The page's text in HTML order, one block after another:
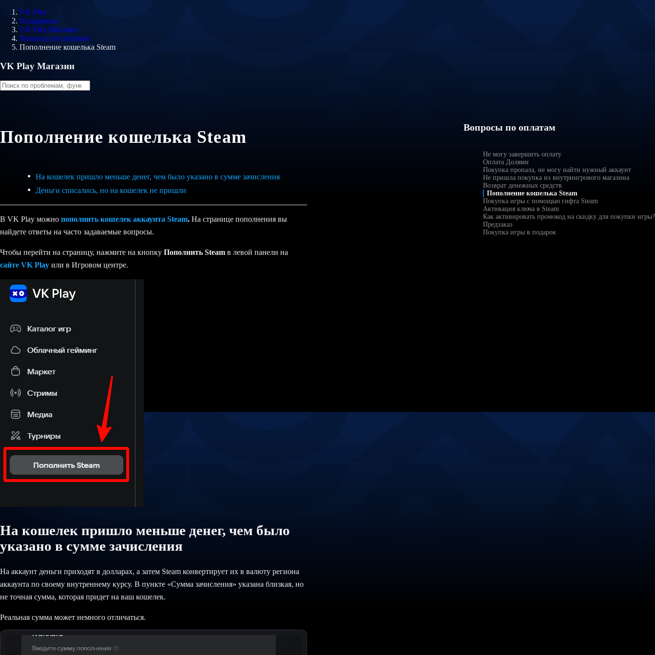
VK Play
Поддержка
VK Play Магазин
Вопросы по оплатам
Пополнение кошелька Steam
VK Play Магазин
Пополнение кошелька Steam
На кошелек пришло меньше денег, чем было указано в сумме зачисления
Деньги списались, но на кошелек не пришли
В VK Play можно пополнить кошелек аккаунта Steam. На странице пополнения вы
найдете ответы на часто задаваемые вопросы.
Чтобы перейти на страницу, нажмите на кнопку Пополнить Steam в левой панели на
сайте VK Play или в Игровом центре.
На кошелек пришло меньше денег, чем было
указано в сумме зачисления
На аккаунт деньги приходят в долларах, а затем Steam конвертирует их в валюту региона
аккаунта по своему внутреннему курсу. В пункте «Сумма зачисления» указана близкая, но
не точная сумма, которая придет на ваш кошелек.
Реальная сумма может немного отличаться.
Вопросы по оплатам
Не могу завершить оплату
Оплата Долями
Покупка пропала, не могу найти нужный аккаунт
Не пришла покупка из внутриигрового магазина
Возврат денежных средств
Пополнение кошелька Steam
Покупка игры с помощью гифта Steam
Активация ключа в Steam
Как активировать промокод на скидку для покупки игры?
Предзаказ
Покупка игры в подарок